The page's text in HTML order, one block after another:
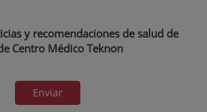
y recomendaciones de salud de
Centro Médico Teknon
Enviar